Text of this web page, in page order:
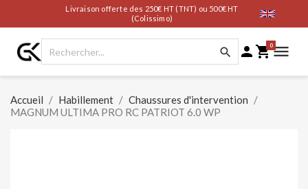
Livraison offerte des 250€ HT (TNT) ou 500€ HT
(Colissimo)
  0
Accueil Habillement
Chaussures d'intervention
MAGNUM ULTIMA PRO RC PATRIOT 6.0 WP